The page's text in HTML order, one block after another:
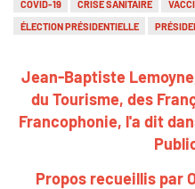
COVID-19 CRISE SANITAIRE
ÉLECTION PRÉSIDENTIELLE
Jean-Baptiste
du Tourisme, des
Francophonie, l'a dit
Propos recueillis par